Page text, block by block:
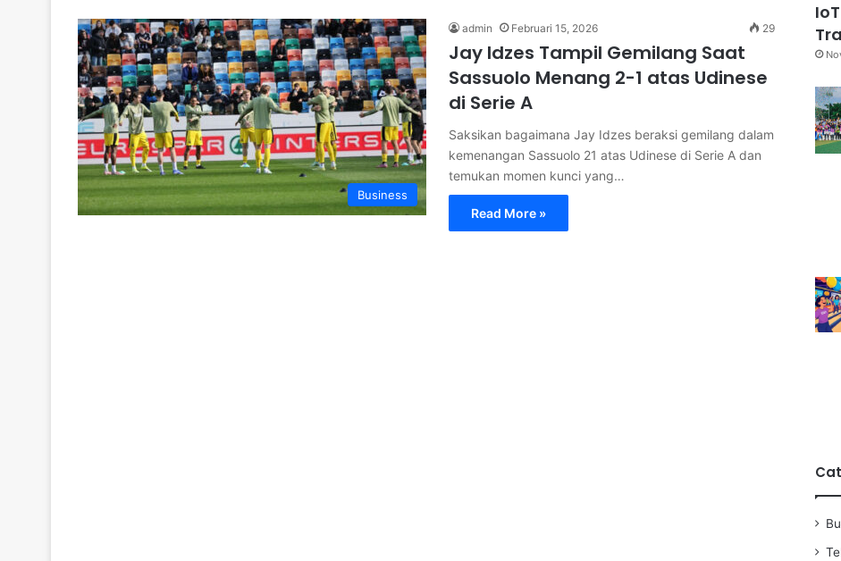
Business
admin Februari 15, 2026 29
Jay Idzes Tampil Gemilang Saat
Sassuolo Menang 2-1 atas Udinese
di Serie A
Saksikan bagaimana Jay Idzes beraksi gemilang dalam
kemenangan Sassuolo 21 atas Udinese di Serie A dan
temukan momen kunci yang…
Read More »